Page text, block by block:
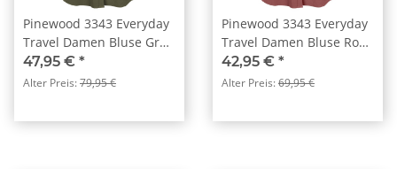
Pinewood 3343 Everyday
Travel Damen Bluse Grün
(100)
47,95 € *
Alter Preis:79,95 €
Pinewood 3343 Everyday
Travel Damen Bluse Rost
Rosa (593)
42,95 € *
Alter Preis:69,95 €